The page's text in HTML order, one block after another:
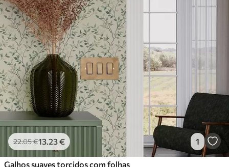
22.05€13.23€ 1
Galhos suaves torcidos com folhas